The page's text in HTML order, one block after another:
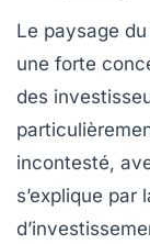
Le paysage
une forte
des
incontesté,
s’explique